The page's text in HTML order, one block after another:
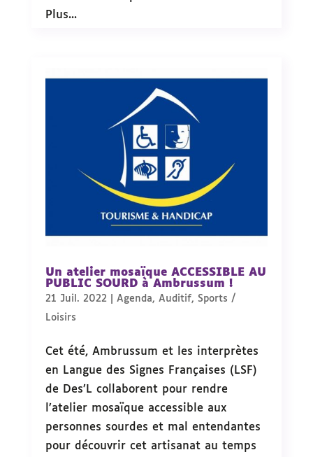
Plus...
Un atelier mosaïque ACCESSIBLE AU
PUBLIC SOURD à Ambrussum !
21 Juil. 2022 Agenda, Auditif, Sports /
Loisirs
Cet été, Ambrussum et les interprètes
en Langue des Signes Françaises (LSF)
de Des’L collaborent pour rendre
l’atelier mosaïque accessible aux
personnes sourdes et mal entendantes
pour découvrir cet artisanat au temps